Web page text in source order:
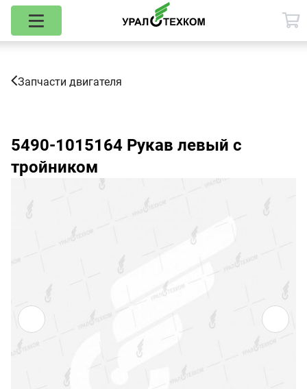
Запчасти двигателя
5490-1015164 Рукав левый с
тройником